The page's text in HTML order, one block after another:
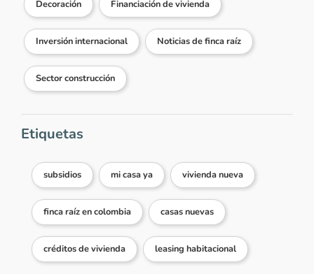
Decoración Financiación de vivienda
Inversión internacional Noticias de finca raíz
Sector construcción
Etiquetas
subsidios mi casa ya vivienda nueva
finca raíz en colombia casas nuevas
créditos de vivienda leasing habitacional